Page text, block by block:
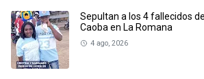
Sepultan a los 4 fallecidos
Caoba en La Romana
4 ago, 2026